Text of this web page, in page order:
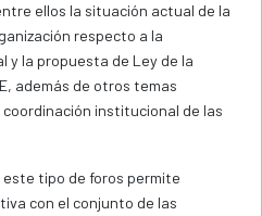
ellos la situación actual de la
respecto a la
y la propuesta de Ley de la
además de otros temas
institucional de las
tipo de foros permite
con el conjunto de las